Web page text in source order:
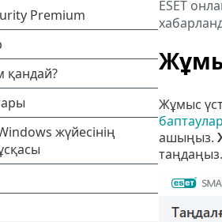
ESET
Жұмыс
баптаулар
ашыңыз.
таңдаңыз.